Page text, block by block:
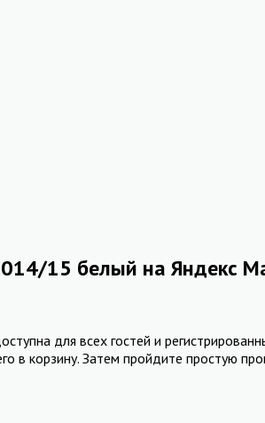
15 белый на Яндекс
для всех гостей и
в корзину. Затем пройдите простую